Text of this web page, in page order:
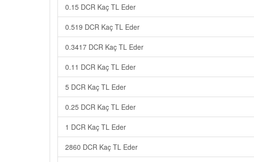
0.15 DCR Kaç TL Eder
0.519 DCR Kaç TL Eder
0.3417 DCR Kaç TL Eder
0.11 DCR Kaç TL Eder
5 DCR Kaç TL Eder
0.25 DCR Kaç TL Eder
1 DCR Kaç TL Eder
2860 DCR Kaç TL Eder